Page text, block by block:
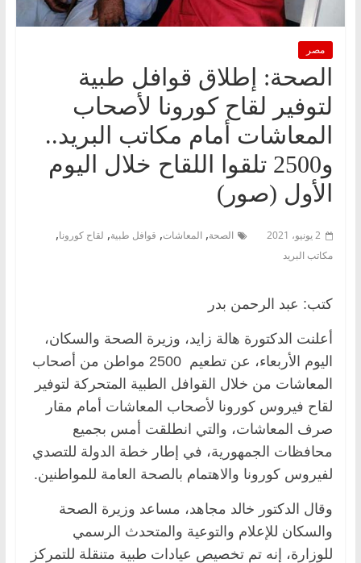
مصر
الصحة: إطلاق قوافل طبية
لتوفير لقاح كورونا لأصحاب
المعاشات أمام مكاتب البريد..
و2500 تلقوا اللقاح خلال اليوم
الأول (صور)
2 يونيو، 2021 الصحة, المعاشات, قوافل طبية, لقاح كورونا,
مكاتب البريد
كتب: عبد الرحمن بدر
أعلنت الدكتورة هالة زايد، وزيرة الصحة والسكان،
اليوم الأربعاء، عن تطعيم 2500 مواطن من أصحاب
المعاشات من خلال القوافل الطبية المتحركة لتوفير
لقاح فيروس كورونا لأصحاب المعاشات أمام مقار
صرف المعاشات، والتي انطلقت أمس بجميع
محافظات الجمهورية، في إطار خطة الدولة للتصدي
لفيروس كورونا والاهتمام بالصحة العامة للمواطنين.
وقال الدكتور خالد مجاهد، مساعد وزيرة الصحة
والسكان للإعلام والتوعية والمتحدث الرسمي
للوزارة، إنه تم تخصيص عيادات طبية متنقلة للتمركز